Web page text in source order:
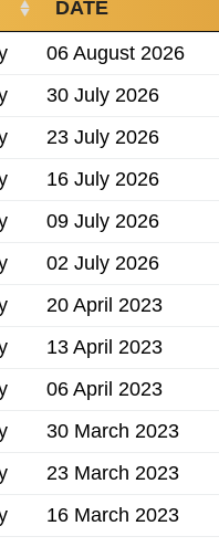
DATE
06 August 2026
30 July 2026
23 July 2026
16 July 2026
09 July 2026
02 July 2026
20 April 2023
13 April 2023
06 April 2023
30 March 2023
23 March 2023
16 March 2023